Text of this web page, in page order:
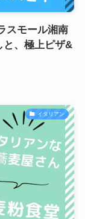
スモール湘南
と、極上ピザ&
イタリアン